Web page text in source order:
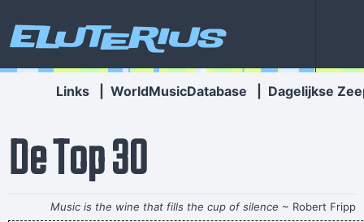
Eluterius
Links WorldMusicDatabase Dagelijkse
De Top 30
Music is the wine that fills the cup of silence ~ Robert Fripp